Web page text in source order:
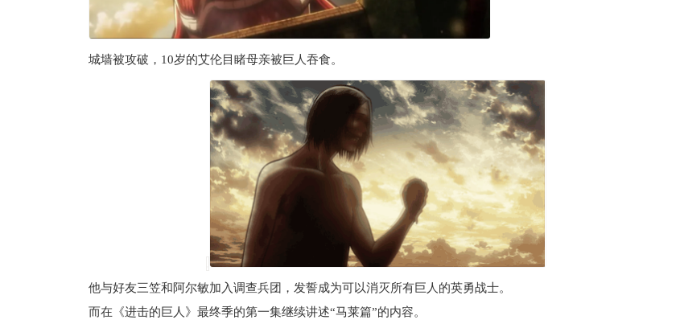
城墙被攻破，10岁的艾伦目睹母亲被巨人吞食。
他与好友三笠和阿尔敏加入调查兵团，发誓成为可以消灭所有巨人的英勇战士。
而在《进击的巨人》最终季的第一集继续讲述“马莱篇”的内容。